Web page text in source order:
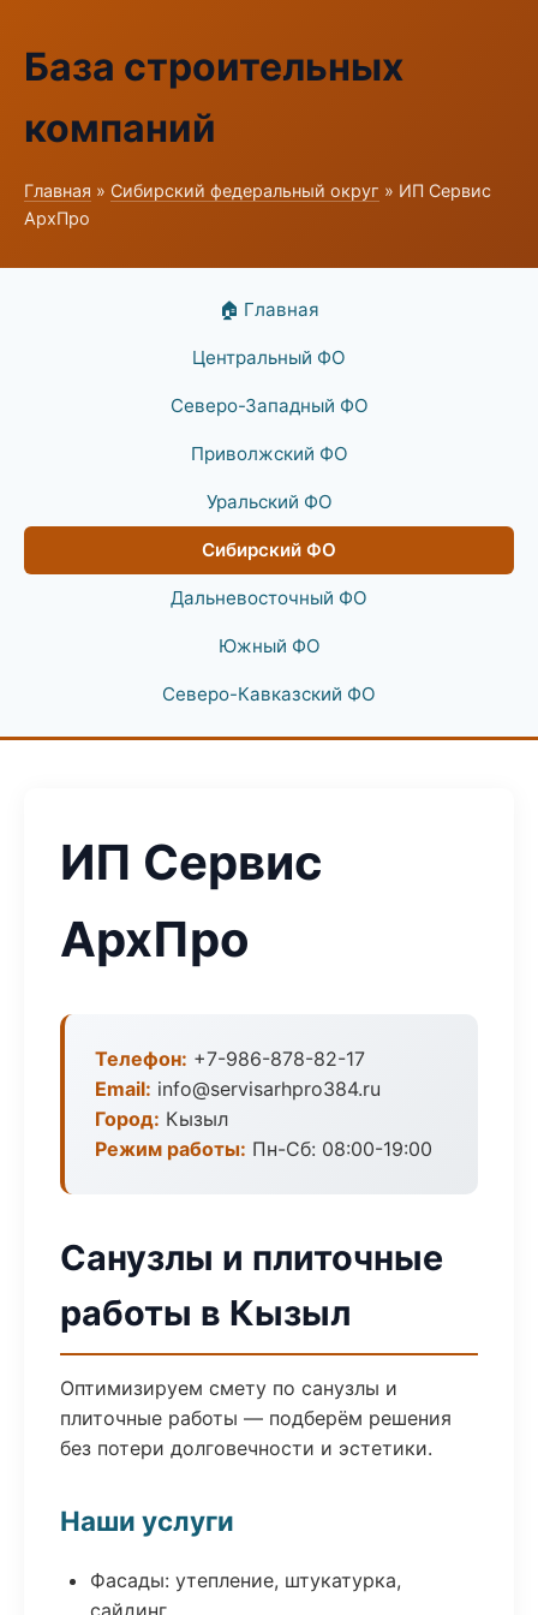
База строительных
компаний
Главная » Сибирский федеральный округ » ИП Сервис
АрхПро
🏠 Главная
Центральный ФО
Северо-Западный ФО
Приволжский ФО
Уральский ФО
Сибирский ФО
Дальневосточный ФО
Южный ФО
Северо-Кавказский ФО
ИП Сервис
АрхПро
Телефон: +7-986-878-82-17
Email: info@servisarhpro384.ru
Город: Кызыл
Режим работы: Пн-Сб: 08:00-19:00
Санузлы и плиточные
работы в Кызыл
Оптимизируем смету по санузлы и
плиточные работы — подберём решения
без потери долговечности и эстетики.
Наши услуги
Фасады: утепление, штукатурка,
сайдинг